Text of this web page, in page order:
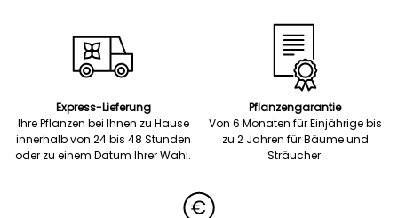
Express-Lieferung
Ihre Pflanzen bei Ihnen zu Hause
innerhalb von 24 bis 48 Stunden
oder zu einem Datum Ihrer Wahl.
Pflanzengarantie
Von 6 Monaten für Einjährige bis
zu 2 Jahren für Bäume und
Sträucher.